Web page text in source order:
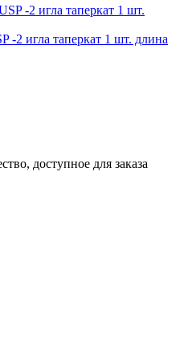
2 игла таперкат 1 шт. длина
доступное для заказа